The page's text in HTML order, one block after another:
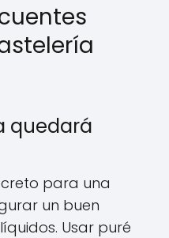
quedará
para una
un buen
Usar puré